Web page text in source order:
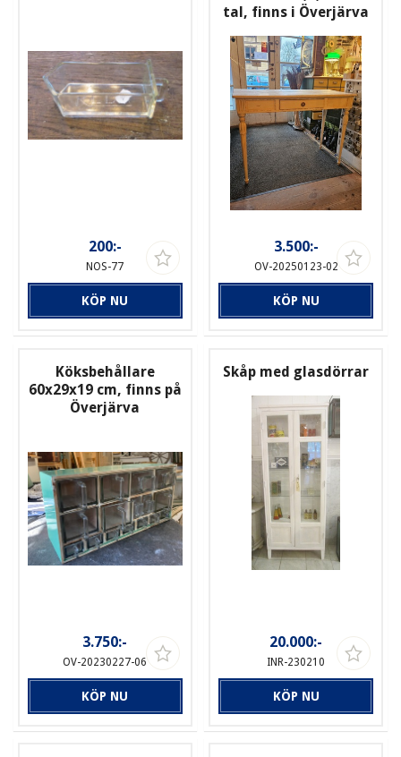
200:-
NOS-77
KÖP NU
tal, finns i Överjärva
3.500:-
OV-20250123-02
KÖP NU
Köksbehållare
60x29x19 cm, finns på
Överjärva
3.750:-
OV-20230227-06
KÖP NU
Skåp med glasdörrar
20.000:-
INR-230210
KÖP NU